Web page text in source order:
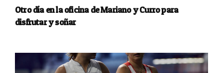
Otro día en la oficina de Mariano y Curro para
disfrutar y soñar